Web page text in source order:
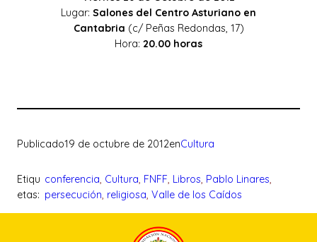
Lugar: Salones del Centro Asturiano en
Cantabria (c/ Peñas Redondas, 17)
Hora: 20.00 horas
Publicado19 de octubre de 2012enCultura
Etiqu
etas:
conferencia, Cultura, FNFF, Libros, Pablo Linares
persecución, religiosa, Valle de los Caídos